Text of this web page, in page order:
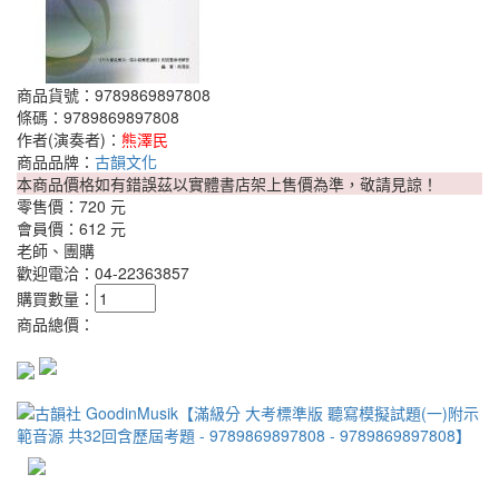
商品貨號：9789869897808
條碼：9789869897808
作者(演奏者)： 熊澤民
商品品牌： 古韻文化
本商品價格如有錯誤茲以實體書店架上售價為準，敬請見諒！
零售價： 720 元
會員價： 612 元
老師、團購
歡迎電洽：04-22363857
購買數量：
商品總價：